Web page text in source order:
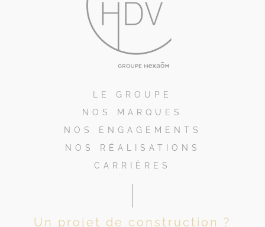
LE GROUPE
NOS MARQUES
NOS ENGAGEMENTS
NOS RÉALISATIONS
CARRIÈRES
Un projet de construction ?